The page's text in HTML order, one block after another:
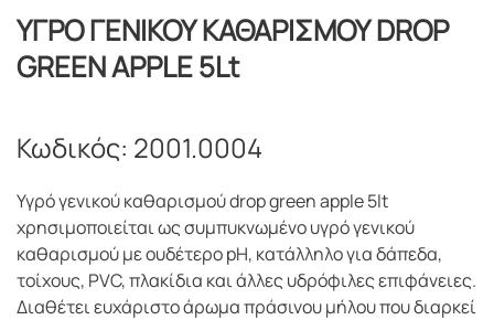
ΥΓΡΟ ΓΕΝΙΚΟΥ ΚΑΘΑΡΙΣΜΟΥ DROP
GREEN APPLE 5Lt
Κωδικός: 2001.0004
Υγρό γενικού καθαρισμού drop green apple 5lt
χρησιμοποιείται ως συμπυκνωμένο υγρό γενικού
καθαρισμού με ουδέτερο pH, κατάλληλο για δάπεδα,
τοίχους, PVC, πλακίδια και άλλες υδρόφιλες επιφάνειες.
Διαθέτει ευχάριστο άρωμα πράσινου μήλου που διαρκεί